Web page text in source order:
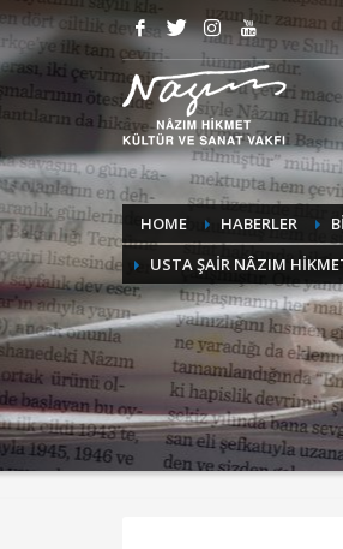
HOME HABERLER
USTA ŞAİR NÂZIM